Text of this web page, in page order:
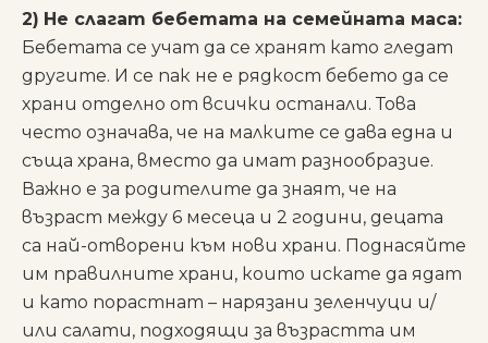
2) Не слагат бебетата на семейната маса:
Бебетата се учат да се хранят като гледат
другите. И се пак не е рядкост бебето да се
храни отделно от всички останали. Това
често означава, че на малките се дава една и
съща храна, вместо да имат разнообразие.
Важно е за родителите да знаят, че на
възраст между 6 месеца и 2 години, децата
са най-отворени към нови храни. Поднасяйте
им правилните храни, които искате да ядат
и като порастнат – нарязани зеленчуци и/
или салати, подходящи за възрастта им